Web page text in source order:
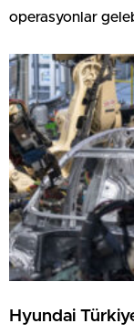
operasyonlar
Hyundai